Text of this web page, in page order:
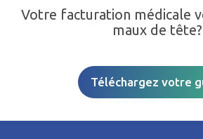
Votre facturation médicale
maux de tête?
Téléchargez votre